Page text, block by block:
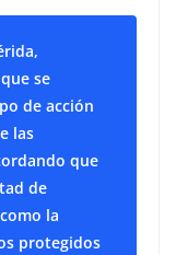
se
de acción
las
que
de
la
protegidos